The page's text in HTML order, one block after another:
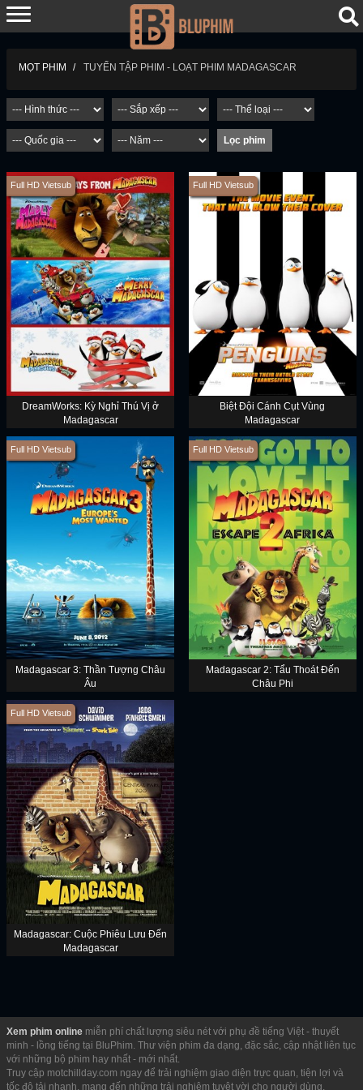
MỌT PHIM TUYỂN TẬP PHIM - LOẠT PHIM MADAGASCAR
Full HD Vietsub
DreamWorks: Kỳ Nghỉ Thú Vị ở
Madagascar
Full HD Vietsub
Biệt Đội Cánh Cụt Vùng
Madagascar
Full HD Vietsub
Madagascar 3: Thần Tượng Châu
Âu
Full HD Vietsub
Madagascar 2: Tẩu Thoát Đến
Châu Phi
Full HD Vietsub
Madagascar: Cuộc Phiêu Lưu Đến
Madagascar
Xem phim online miễn phí chất lượng siêu nét với phụ đề tiếng Việt - thuyết
minh - lồng tiếng tại BluPhim. Thư viện phim đa dạng, đặc sắc, cập nhật liên tục
với những bộ phim hay nhất - mới nhất.
Truy cập motchillday.com ngay để trải nghiệm giao diện trực quan, tiện lợi và
tốc độ tải nhanh, mang đến những trải nghiệm tuyệt vời cho người dùng.